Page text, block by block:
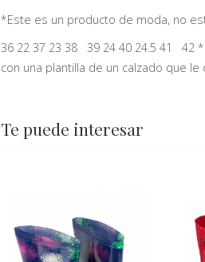
*Este es un producto de moda, no
36 22 37 23 38 39 24 40 24.5 41 42
con una plantilla de un calzado que le
Te puede interesar